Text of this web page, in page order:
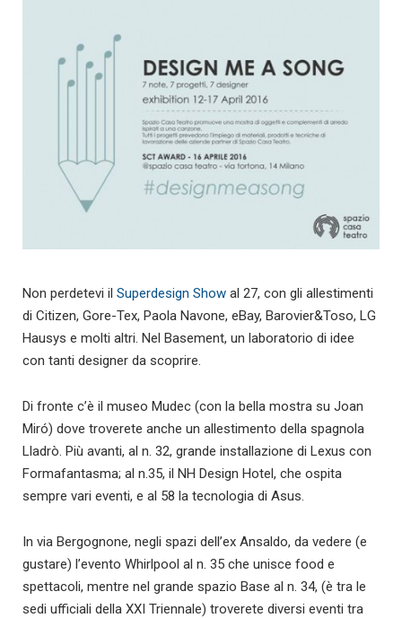
Non perdetevi il Superdesign Show al 27, con gli allestimenti
di Citizen, Gore-Tex, Paola Navone, eBay, Barovier&Toso, LG
Hausys e molti altri. Nel Basement, un laboratorio di idee
con tanti designer da scoprire.
Di fronte c’è il museo Mudec (con la bella mostra su Joan
Miró) dove troverete anche un allestimento della spagnola
Lladrò. Più avanti, al n. 32, grande installazione di Lexus con
Formafantasma; al n.35, il NH Design Hotel, che ospita
sempre vari eventi, e al 58 la tecnologia di Asus.
In via Bergognone, negli spazi dell’ex Ansaldo, da vedere (e
gustare) l’evento Whirlpool al n. 35 che unisce food e
spettacoli, mentre nel grande spazio Base al n. 34, (è tra le
sedi ufficiali della XXI Triennale) troverete diversi eventi tra